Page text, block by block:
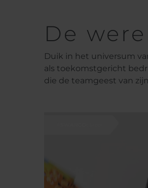
De
Duik in het universum
als toekomstgericht
die de teamgeest van